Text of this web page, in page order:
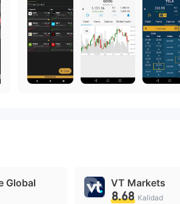
Global VT Markets
8.68 Kalidad